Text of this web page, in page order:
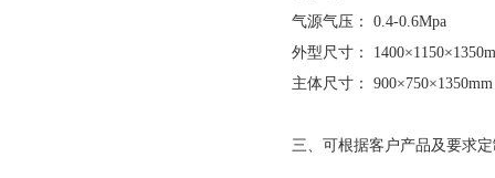
气源气压： 0.4-0.6Mpa
外型尺寸：
主体尺寸：
三、可根据客户产品及要求